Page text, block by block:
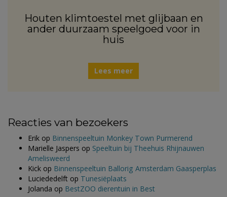
Houten klimtoestel met glijbaan en
ander duurzaam speelgoed voor in
huis
Lees meer
Reacties van bezoekers
Erik op Binnenspeeltuin Monkey Town Purmerend
Marielle Jaspers op Speeltuin bij Theehuis Rhijnauwen
Amelisweerd
Kick op Binnenspeeltuin Ballorig Amsterdam Gaasperplas
Luciededelft op Tunesiëplaats
Jolanda op BestZOO dierentuin in Best